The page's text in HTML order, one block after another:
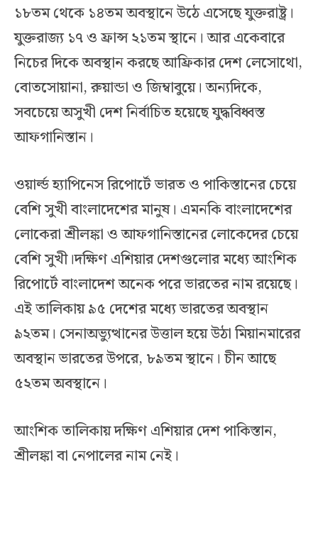
১৮তম থেকে ১৪তম অবস্থানে উঠে এসেছে যুক্তরাষ্ট্র।
যুক্তরাজ্য ১৭ ও ফ্রান্স ২১তম স্থানে। আর একেবারে
নিচের দিকে অবস্থান করছে আফ্রিকার দেশ লেসোথো,
বোতসোয়ানা, রুয়ান্ডা ও জিম্বাবুয়ে। অন্যদিকে,
সবচেয়ে অসুখী দেশ নির্বাচিত হয়েছে যুদ্ধবিধ্বস্ত
আফগানিস্তান।
ওয়ার্ল্ড হ্যাপিনেস রিপোর্টে ভারত ও পাকিস্তানের চেয়ে
বেশি সুখী বাংলাদেশের মানুষ। এমনকি বাংলাদেশের
লোকেরা শ্রীলঙ্কা ও আফগানিস্তানের লোকেদের চেয়ে
বেশি সুখী।দক্ষিণ এশিয়ার দেশগুলোর মধ্যে আংশিক
রিপোর্টে বাংলাদেশ অনেক পরে ভারতের নাম রয়েছে।
এই তালিকায় ৯৫ দেশের মধ্যে ভারতের অবস্থান
৯২তম। সেনাঅভ্যুত্থানের উত্তাল হয়ে উঠা মিয়ানমারের
অবস্থান ভারতের উপরে, ৮৯তম স্থানে। চীন আছে
৫২তম অবস্থানে।
আংশিক তালিকায় দক্ষিণ এশিয়ার দেশ পাকিস্তান,
শ্রীলঙ্কা বা নেপালের নাম নেই।